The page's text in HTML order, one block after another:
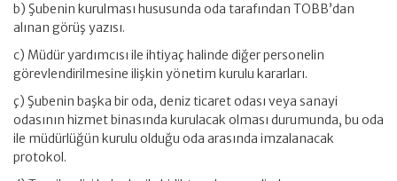
b) Şubenin kurulması hususunda oda tarafından TOBB’dan
alınan görüş yazısı.
c) Müdür yardımcısı ile ihtiyaç halinde diğer personelin
görevlendirilmesine ilişkin yönetim kurulu kararları.
ç) Şubenin başka bir oda, deniz ticaret odası veya sanayi
odasının hizmet binasında kurulacak olması durumunda, bu oda
ile müdürlüğün kurulu olduğu oda arasında imzalanacak
protokol.